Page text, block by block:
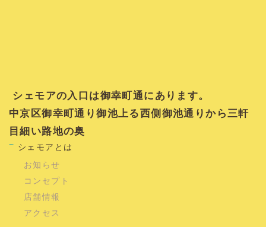
シェモアの入口は御幸町通にあります。
中京区御幸町通り御池上る西側御池通りから三軒
目細い路地の奥
シェモアとは
お知らせ
コンセプト
店舗情報
アクセス